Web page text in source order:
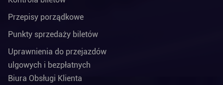
Przepisy porządkowe
Punkty sprzedaży biletów
Uprawnienia do przejazdów
ulgowych i bezpłatnych
Biura Obsługi Klienta